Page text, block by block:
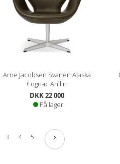
Arne Jacobsen Svanen Alaska
Cognac Anilin
DKK 22 000
På lager
currently reading page
Side
3 Side
4 Side
5 Side
Neste